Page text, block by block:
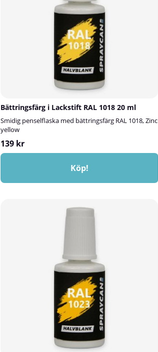
Bättringsfärg i Lackstift RAL 1018 20 ml
Smidig penselflaska med bättringsfärg RAL 1018, Zinc
yellow
139 kr
Köp!